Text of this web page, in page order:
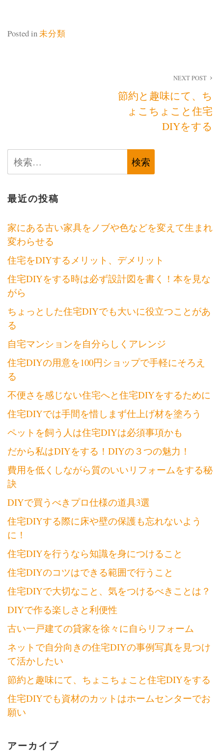
Posted in未分類
ゲ
ー
シ
ョ
ン
NEXT POST
節約と趣味にて、ち
ょこちょこと住宅
DIYをする
検
索:
最近の投稿
家にある古い家具をノブや色などを変えて生まれ
変わらせる
住宅をDIYするメリット、デメリット
住宅DIYをする時は必ず設計図を書く！本を見な
がら
ちょっとした住宅DIYでも大いに役立つことがあ
る
自宅マンションを自分らしくアレンジ
住宅DIYの用意を100円ショップで手軽にそろえ
る
不便さを感じない住宅へと住宅DIYをするために
住宅DIYでは手間を惜しまず仕上げ材を塗ろう
ペットを飼う人は住宅DIYは必須事項かも
だから私はDIYをする！DIYの３つの魅力！
費用を低くしながら質のいいリフォームをする秘
訣
DIYで買うべきプロ仕様の道具3選
住宅DIYする際に床や壁の保護も忘れないよう
に！
住宅DIYを行うなら知識を身につけること
住宅DIYのコツはできる範囲で行うこと
住宅DIYで大切なこと、気をつけるべきことは？
DIYで作る楽しさと利便性
古い一戸建ての貸家を徐々に自らリフォーム
ネットで自分向きの住宅DIYの事例写真を見つけ
て活かしたい
節約と趣味にて、ちょこちょこと住宅DIYをする
住宅DIYでも資材のカットはホームセンターでお
願い
アーカイブ